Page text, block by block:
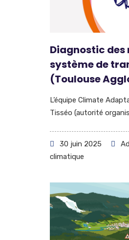
Diagnostic
système de
(Toulouse
L’équipe Climate
Tisséo (autorité
30 juin 2025
climatique